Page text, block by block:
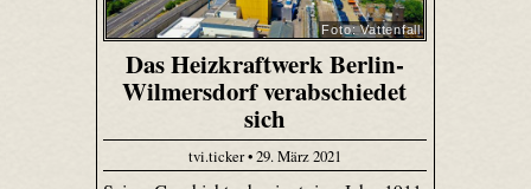
Foto: Vattenfall
Das Heizkraftwerk Berlin-
Wilmersdorf verabschiedet
sich
tvi.ticker • 29. März 2021